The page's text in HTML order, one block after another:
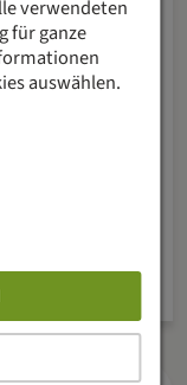
verwendeten
für ganze
auswählen.